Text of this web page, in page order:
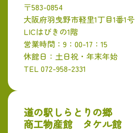
〒583-0854
大阪府羽曳野市軽里1丁目1番1号
LICはびきの1階
営業時間：9：00-17：15
休館日：土日祝・年末年始
TEL 072-958-2331
道の駅しらとりの郷
商工物産館 タケル館